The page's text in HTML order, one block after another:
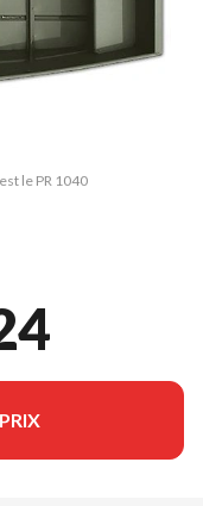
le PR 1040